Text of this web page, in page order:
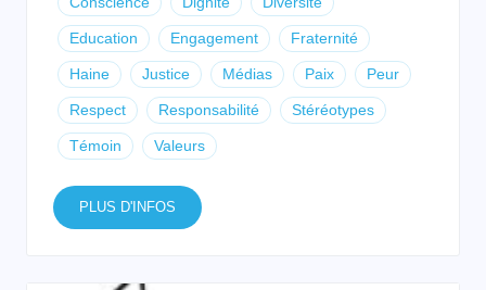
Education Engagement Fraternité
Haine Justice Médias Paix Peur
Respect Responsabilité Stéréotypes
Témoin Valeurs
PLUS D'INFOS